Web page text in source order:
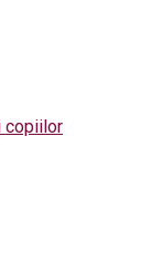
copiilor